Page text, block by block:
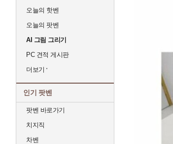
오늘의 핫벤
오늘의 팟벤
AI 그림 그리기
PC 견적 게시판
더보기
인기 팟벤
팟벤 바로가기
치지직
차벤